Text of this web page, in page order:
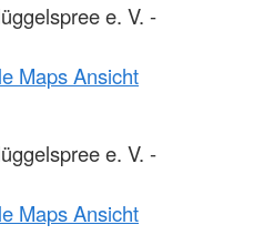
e. V. -
Maps Ansicht
e. V. -
Maps Ansicht